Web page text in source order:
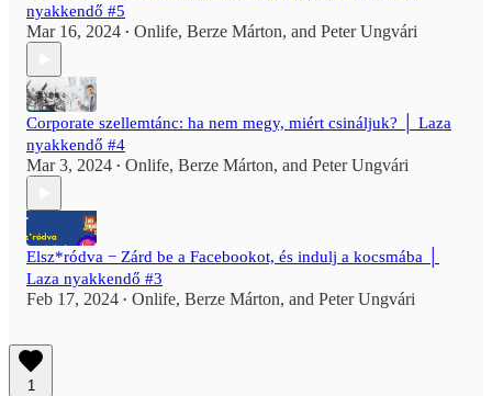
nyakkendő #5
Mar 16, 2024 • Onlife, Berze Márton, and Peter Ungvári
Corporate szellemtánc: ha nem megy, miért csináljuk? │ Laza
nyakkendő #4
Mar 3, 2024 • Onlife, Berze Márton, and Peter Ungvári
Elsz*ródva − Zárd be a Facebookot, és indulj a kocsmába │
Laza nyakkendő #3
Feb 17, 2024 • Onlife, Berze Márton, and Peter Ungvári
1